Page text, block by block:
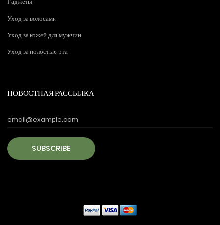
Уход за волосами
Уход за кожей для мужчин
Уход за полостью рта
НОВОСТНАЯ РАССЫЛКА
SUBSCRIBE